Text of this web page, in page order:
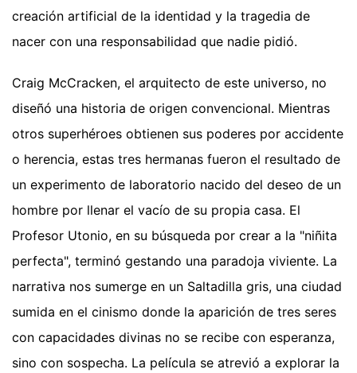
creación artificial de la identidad y la tragedia de
nacer con una responsabilidad que nadie pidió.
Craig McCracken, el arquitecto de este universo, no
diseñó una historia de origen convencional. Mientras
otros superhéroes obtienen sus poderes por accidente
o herencia, estas tres hermanas fueron el resultado de
un experimento de laboratorio nacido del deseo de un
hombre por llenar el vacío de su propia casa. El
Profesor Utonio, en su búsqueda por crear a la "niñita
perfecta", terminó gestando una paradoja viviente. La
narrativa nos sumerge en un Saltadilla gris, una ciudad
sumida en el cinismo donde la aparición de tres seres
con capacidades divinas no se recibe con esperanza,
sino con sospecha. La película se atrevió a explorar la